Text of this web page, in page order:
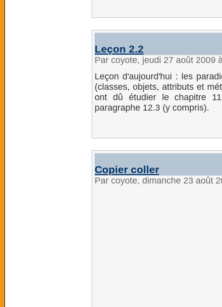
Leçon 2.2
Par coyote, jeudi 27 août 2009
Leçon d'aujourd'hui : les
(classes, objets, attributs et
ont dû étudier le chapitre
paragraphe 12.3 (y compris).
Copier coller
Par coyote, dimanche 23 août